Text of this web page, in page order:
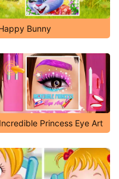
Bunny
Incredible Princess Eye Art